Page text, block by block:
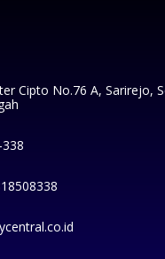
Cipto No.76 A, Sarirejo,